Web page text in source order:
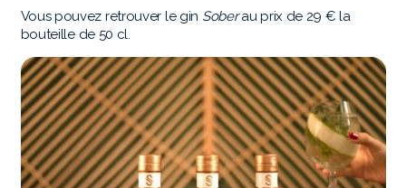
Vous pouvez retrouver le gin Soberau prix de 29 € la
bouteille de 50 cl.